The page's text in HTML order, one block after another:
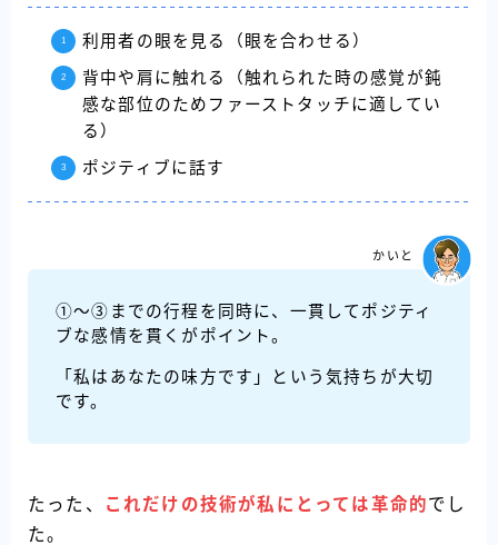
利用者の眼を見る（眼を合わせる）
背中や肩に触れる（触れられた時の感覚が鈍
感な部位のためファーストタッチに適してい
る）
ポジティブに話す
①〜③までの行程を同時に、一貫してポジティ
ブな感情を貫くがポイント。
「私はあなたの味方です」という気持ちが大切
です。
かいと
たった、 これだけの技術が私にとっては革命的でし
た。